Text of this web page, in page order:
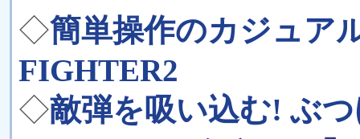
◇簡単操作のカジュア
FIGHTER2
◇敵弾を吸い込む! ぶ